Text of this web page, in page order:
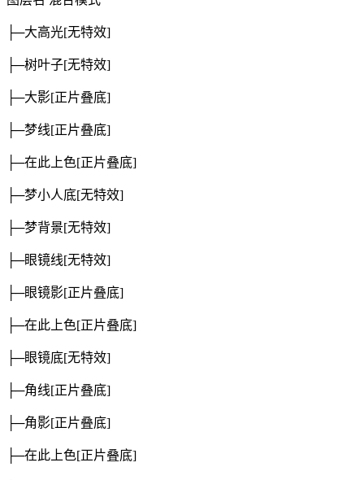
├─大高光[无特效]
├─树叶子[无特效]
├─大影[正片叠底]
├─梦线[正片叠底]
├─在此上色[正片叠底]
├─梦小人底[无特效]
├─梦背景[无特效]
├─眼镜线[无特效]
├─眼镜影[正片叠底]
├─在此上色[正片叠底]
├─眼镜底[无特效]
├─角线[正片叠底]
├─角影[正片叠底]
├─在此上色[正片叠底]